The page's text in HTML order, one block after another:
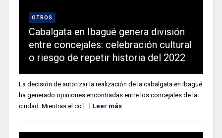
OTROS
Cabalgata en Ibagué genera división
entre concejales: celebración cultural
o riesgo de repetir historia del 2022
La decisión de autorizar la realización de la cabalgata en Ibagué
ha generado opiniones encontradas entre los concejales de la
ciudad. Mientras el co [...] Leer más